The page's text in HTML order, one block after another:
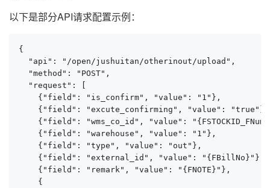
以下是部分API请求配置示例：
{
  "api": "/open/jushuitan/otherinout/upload",
  "method": "POST",
  "request": [
    {"field": "is_confirm", "value": "1"},
    {"field": "excute_confirming", "value": "true"},
{"field": "wms_co_id", "value":
    {"field": "warehouse", "value": "1"},
    {"field": "type", "value": "out"},
    {"field": "external_id", "value": "{FBillNo}"},
    {"field": "remark", "value": "{FNOTE}"},
    {